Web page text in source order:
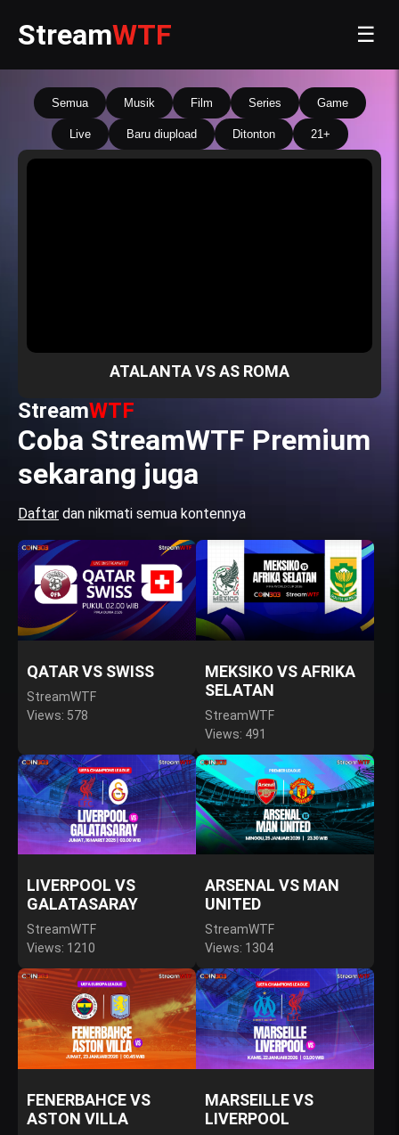
StreamWTF ☰
Semua Musik Film Series Game
Live Baru diupload Ditonton 21+
ATALANTA VS AS ROMA
StreamWTF
Coba StreamWTF Premium
sekarang juga
Daftar dan nikmati semua kontennya
QATAR VS SWISS
StreamWTF
Views: 578
MEKSIKO VS AFRIKA
SELATAN
StreamWTF
Views: 491
LIVERPOOL VS
GALATASARAY
StreamWTF
Views: 1210
ARSENAL VS MAN
UNITED
StreamWTF
Views: 1304
FENERBAHCE VS
ASTON VILLA
MARSEILLE VS
LIVERPOOL